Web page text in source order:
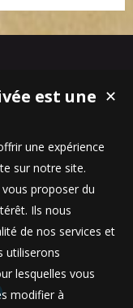
✕
est une
une expérience
sur notre site.
proposer du
Ils nous
de nos services et
utiliserons
lesquelles vous
modifier à